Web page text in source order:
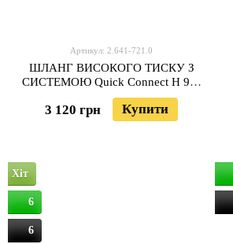
Артикул: 2.641-721.0
ШЛАНГ ВИСОКОГО ТИСКУ З
СИСТЕМОЮ Quick Connect H 9 Q
Karcher
3 120 грн Купити
Хіт
6
6